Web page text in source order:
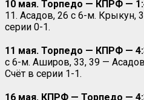
10 мая. Торпедо — КПРФ —
11. Асадов, 26 с 6-м. Крыкун,
серии 0-1.
11 мая. Торпедо — КПРФ —
с 6-м. Аширов, 33, 39 —
Счёт в серии 1-1.
16 мая. КПРФ — Торпедо —